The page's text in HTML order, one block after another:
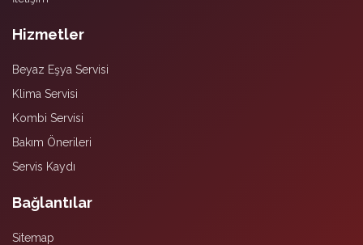
Hizmetler
Beyaz Eşya Servisi
Klima Servisi
Kombi Servisi
Bakım Önerileri
Servis Kaydı
Bağlantılar
Sitemap